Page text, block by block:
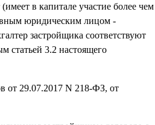
в капитале участие более чем
юридическим лицом -
застройщика соответствуют
статьей 3.2 настоящего
от 29.07.2017 N 218-ФЗ, от